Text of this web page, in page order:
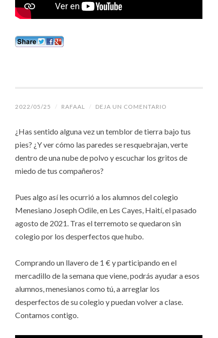
2022/05/25 / RAFAAL / DEJA UN COMENTARIO
¿Has sentido alguna vez un temblor de tierra bajo tus
pies? ¿Y ver cómo las paredes se resquebrajan, verte
dentro de una nube de polvo y escuchar los gritos de
miedo de tus compañeros?
Pues algo así les ocurrió a los alumnos del colegio
Menesiano Joseph Odile, en Les Cayes, Haití, el pasado
agosto de 2021. Tras el terremoto se quedaron sin
colegio por los desperfectos que hubo.
Comprando un llavero de 1 € y participando en el
mercadillo de la semana que viene, podrás ayudar a esos
alumnos, menesianos como tú, a arreglar los
desperfectos de su colegio y puedan volver a clase.
Contamos contigo.